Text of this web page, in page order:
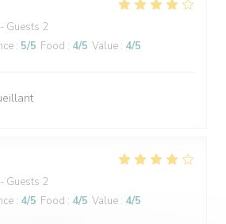
Guests 2
: 5/5 Food : 4/5 Value : 4/5
Guests 2
: 4/5 Food : 4/5 Value : 4/5